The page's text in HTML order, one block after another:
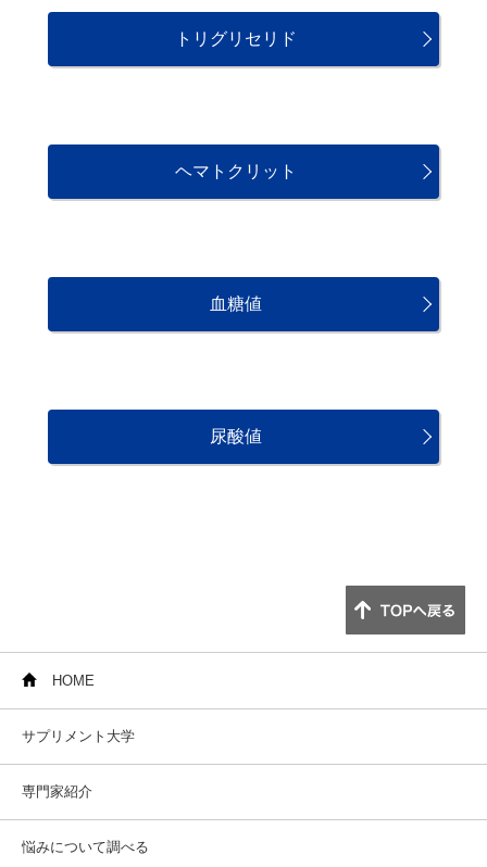
トリグリセリド
ヘマトクリット
血糖値
尿酸値
HOME
サプリメント大学
専門家紹介
悩みについて調べる